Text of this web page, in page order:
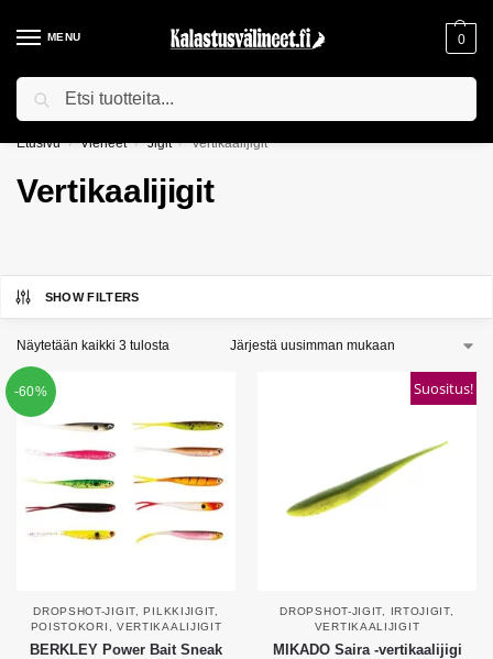
MENU 0
ILMAINEN TOIMITUS YLI 75€ TILAUKSILLE!
Etusivu / Vieheet / Jigit / Vertikaalijigit
Vertikaalijigit
SHOW FILTERS
Näytetään kaikki 3 tulosta
-60%
DROPSHOT-JIGIT ,PILKKIJIGIT
POISTOKORI
VERTIKAALIJIGIT
BERKLEY Power Bait Sneak
Suositus!
DROPSHOT-JIGIT IRTOJIGIT,
VERTIKAALIJIGIT
MIKADO Saira -vertikaalijigi